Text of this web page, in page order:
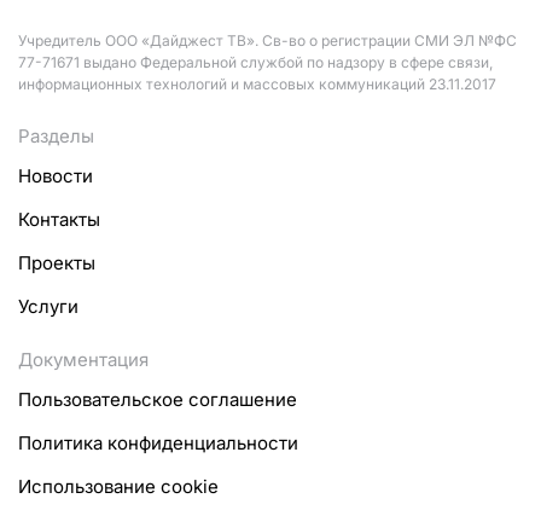
Учредитель ООО «Дайджест ТВ». Св-во о регистрации СМИ ЭЛ №ФС
77-71671 выдано Федеральной службой по надзору в сфере связи,
информационных технологий и массовых коммуникаций 23.11.2017
Разделы
Новости
Контакты
Проекты
Услуги
Документация
Пользовательское соглашение
Политика конфиденциальности
Использование cookie